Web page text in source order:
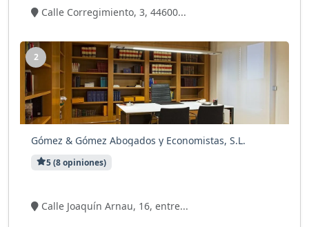
Calle Corregimiento, 3, 44600...
2
Gómez & Gómez Abogados y Economistas, S.L.
5 (8 opiniones)
Calle Joaquín Arnau, 16, entre...